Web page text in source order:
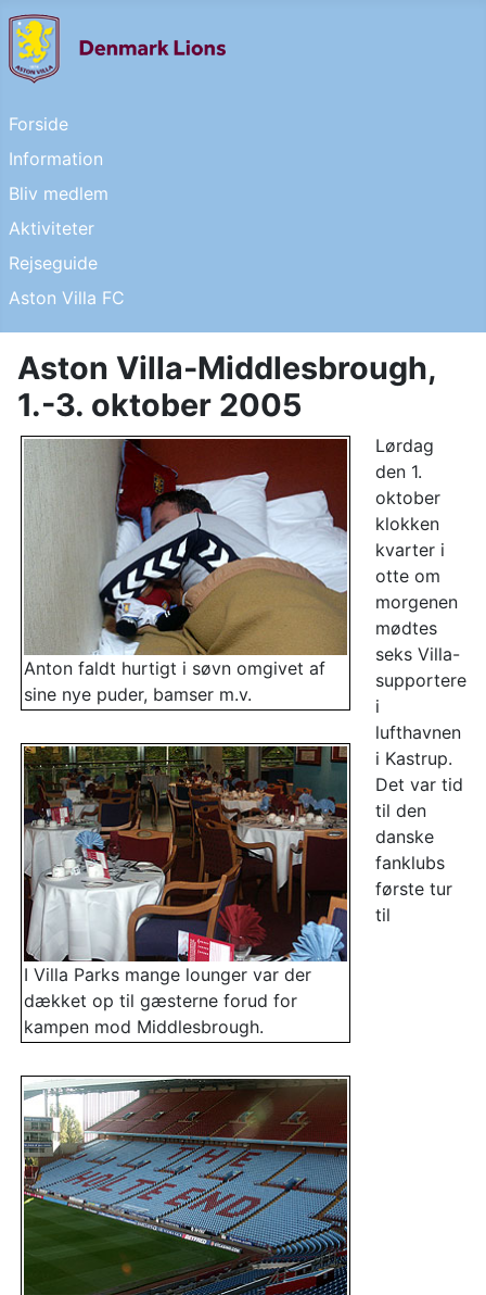
Forside
Information
Bliv medlem
Aktiviteter
Rejseguide
Aston Villa FC
Aston Villa-Middlesbrough,
1.-3. oktober 2005
Anton faldt hurtigt i søvn omgivet af
sine nye puder, bamser m.v.
I Villa Parks mange lounger var der
dækket op til gæsterne forud for
kampen mod Middlesbrough.
Lørdag
den 1.
oktober
klokken
kvarter i
otte om
morgenen
mødtes
seks Villa-
supportere
i
lufthavnen
i Kastrup.
Det var tid
til den
danske
fanklubs
første tur
til